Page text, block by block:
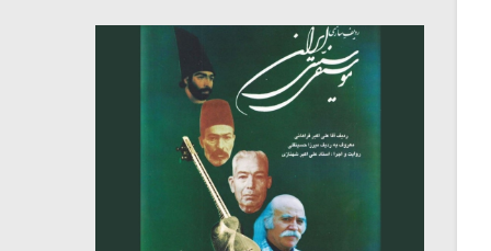
میکلوش روژا